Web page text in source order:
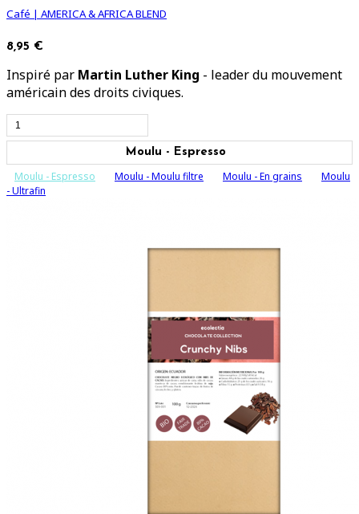
Café | AMERICA & AFRICA BLEND
8,95 €
Inspiré par Martin Luther King - leader du mouvement
américain des droits civiques.
Moulu - Espresso
Moulu - Espresso Moulu - Moulu filtre Moulu - En grains
Moulu
- Ultrafin